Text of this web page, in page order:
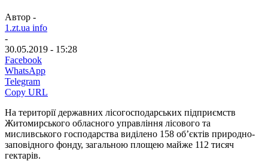
Автор -
1.zt.ua info
-
30.05.2019 - 15:28
Facebook
WhatsApp
Telegram
Copy URL
На території державних лісогосподарських підприємств
Житомирського обласного управління лісового та
мисливського господарства виділено 158 об’єктів природно-
заповідного фонду, загальною площею майже 112 тисяч
гектарів.